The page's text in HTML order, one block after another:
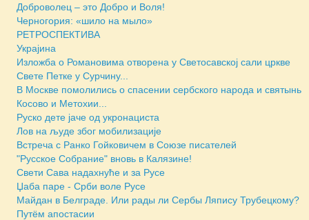
Доброволец – это Добро и Воля!
Черногория: «шило на мыло»
РЕТРОСПЕКТИВА
Украјина
Изложба о Романовима отворена у Светосавској сали цркве
Свете Петке у Сурчину...
В Москве помолились о спасении сербского народа и святынь
Косово и Метохии...
Руско дете јаче од укронациста
Лов на људе због мобилизације
Встреча с Ранко Гойковичем в Союзе писателей
"Русское Собрание" вновь в Калязине!
Свети Сава надахнуће и за Русе
Џаба паре - Срби воле Русе
Майдан в Белграде. Или рады ли Сербы Ляпису Трубецкому?
Путём апостасии